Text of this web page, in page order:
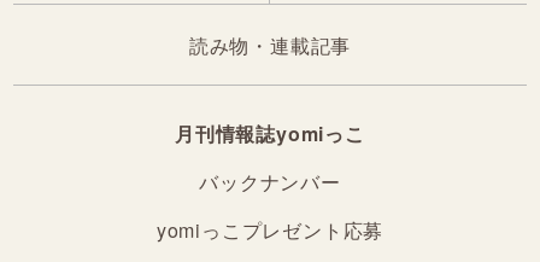
読み物・連載記事
月刊情報誌yomiっこ
バックナンバー
yomiっこプレゼント応募